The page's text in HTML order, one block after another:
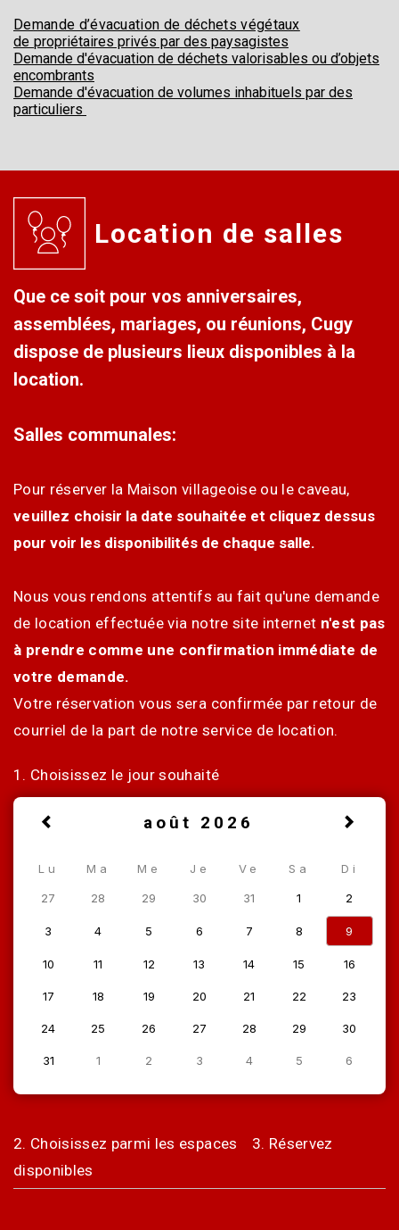
Demande d’évacuation de déchets végétaux
de propriétaires privés par des paysagistes
Demande d'évacuation de déchets valorisables ou d’objets
encombrants
Demande d'évacuation de volumes inhabituels par des
particuliers
Location de salles
Que ce soit pour vos anniversaires,
assemblées, mariages, ou réunions, Cugy
dispose de plusieurs lieux disponibles à la
location.
Salles communales:
Pour réserver la Maison villageoise ou le caveau,
veuillez choisir la date souhaitée et cliquez dessus
pour voir les disponibilités de chaque salle.
Nous vous rendons attentifs au fait qu'une demande
de location effectuée via notre site internet n'est pas
à prendre comme une confirmation immédiate de
votre demande.
Votre réservation vous sera confirmée par retour de
courriel de la part de notre service de location.
1. Choisissez le jour souhaité
août 2026
Lu Ma Me Je Ve Sa Di
27 28 29 30 31 1 2
3 4 5 6 7 8 9
10 11 12 13 14 15 16
17 18 19 20 21 22 23
24 25 26 27 28 29 30
31 1 2 3 4 5 6
2. Choisissez parmi les espaces
disponibles
3. Réservez